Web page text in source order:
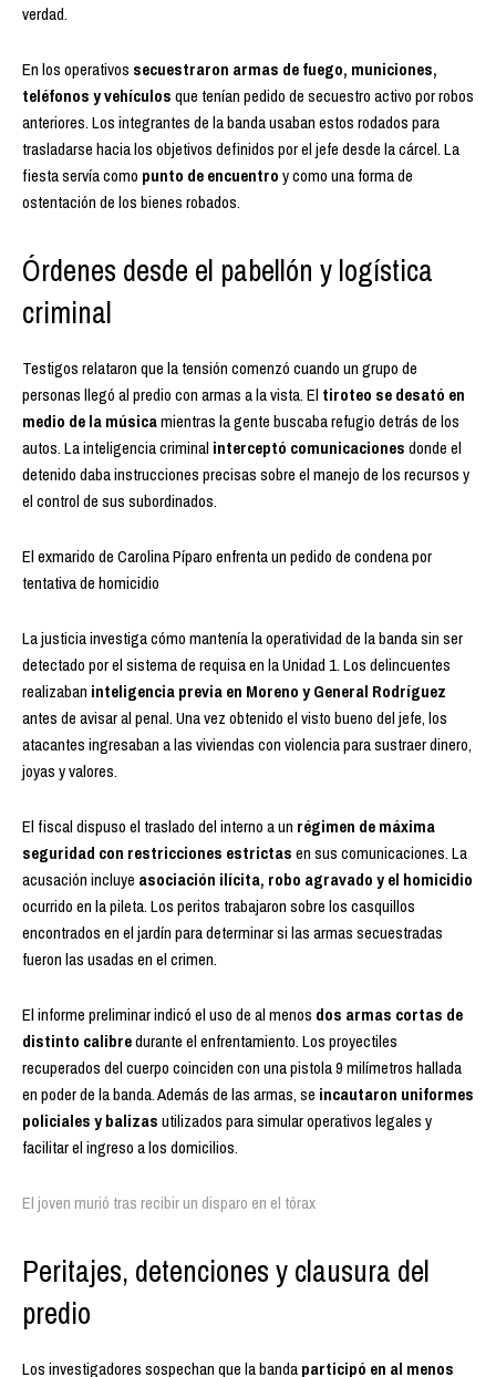
verdad.
En los operativos secuestraron armas de fuego, municiones,
teléfonos y vehículosque tenían pedido de secuestro activo por robos
anteriores. Los integrantes de la banda usaban estos rodados para
trasladarse hacia los objetivos definidos por el jefe desde la cárcel. La
fiesta servía como punto de encuentroy como una forma de
ostentación de los bienes robados.
Órdenes desde el pabellón y logística
criminal
Testigos relataron que la tensión comenzó cuando un grupo de
personas llegó al predio con armas a la vista. El tiroteo se desató en
medio de la músicamientras la gente buscaba refugio detrás de los
autos. La inteligencia criminal interceptó comunicacionesdonde el
detenido daba instrucciones precisas sobre el manejo de los recursos y
el control de sus subordinados.
El exmarido de Carolina Píparo enfrenta un pedido de condena por
tentativa de homicidio
La justicia investiga cómo mantenía la operatividad de la banda sin ser
detectado por el sistema de requisa en la Unidad 1. Los delincuentes
realizaban inteligencia previa en Moreno y General Rodríguez
antes de avisar al penal. Una vez obtenido el visto bueno del jefe, los
atacantes ingresaban a las viviendas con violencia para sustraer dinero,
joyas y valores.
El fiscal dispuso el traslado del interno a un régimen de máxima
seguridad con restricciones estrictasen sus comunicaciones. La
acusación incluye asociación ilícita, robo agravado y el homicidio
ocurrido en la pileta. Los peritos trabajaron sobre los casquillos
encontrados en el jardín para determinar si las armas secuestradas
fueron las usadas en el crimen.
El informe preliminar indicó el uso de al menos dos armas cortas de
distinto calibredurante el enfrentamiento. Los proyectiles
recuperados del cuerpo coinciden con una pistola 9 milímetros hallada
en poder de la banda. Además de las armas, se incautaron uniformes
policiales y balizasutilizados para simular operativos legales y
facilitar el ingreso a los domicilios.
El joven murió tras recibir un disparo en el tórax
Peritajes, detenciones y clausura del
predio
Los investigadores sospechan que la bandaparticipó en al menos